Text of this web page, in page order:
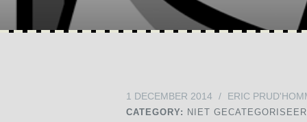
1 DECEMBER 2014 / ERIC
CATEGORY: NIET